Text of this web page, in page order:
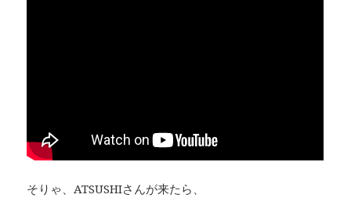
そりゃ、ATSUSHIさんが来たら、